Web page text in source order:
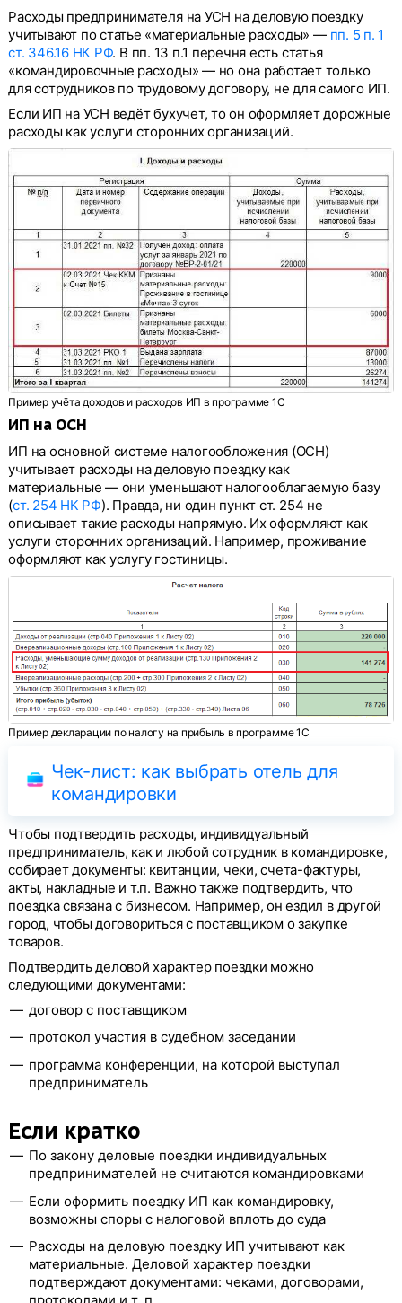
Расходы предпринимателя на УСН на деловую поездку
учитывают по статье «материальные расходы» — пп. 5 п. 1
ст. 346.16 НК РФ. В пп. 13 п.1 перечня есть статья
«командировочные расходы» — но она работает только
для сотрудников по трудовому договору, не для самого ИП.
Если ИП на УСН ведёт бухучет, то он оформляет дорожные
расходы как услуги сторонних организаций.
Пример учёта доходов и расходов ИП в программе 1С
ИП на ОСН
ИП на основной системе налогообложения (ОСН)
учитывает расходы на деловую поездку как
материальные — они уменьшают налогооблагаемую базу
(ст. 254 НК РФ). Правда, ни один пункт ст. 254 не
описывает такие расходы напрямую. Их оформляют как
услуги сторонних организаций. Например, проживание
оформляют как услугу гостиницы.
Пример декларации по налогу на прибыль в программе 1С
Чек-лист: как выбрать отель для
командировки
Чтобы подтвердить расходы, индивидуальный
предприниматель, как и любой сотрудник в командировке,
собирает документы: квитанции, чеки, счета-фактуры,
акты, накладные и т.п. Важно также подтвердить, что
поездка связана с бизнесом. Например, он ездил в другой
город, чтобы договориться с поставщиком о закупке
товаров.
Подтвердить деловой характер поездки можно
следующими документами:
договор с поставщиком
протокол участия в судебном заседании
программа конференции, на которой выступал
предприниматель
Если кратко
По закону деловые поездки индивидуальных
предпринимателей не считаются командировками
Если оформить поездку ИП как командировку,
возможны споры с налоговой вплоть до суда
Расходы на деловую поездку ИП учитывают как
материальные. Деловой характер поездки
подтверждают документами: чеками, договорами,